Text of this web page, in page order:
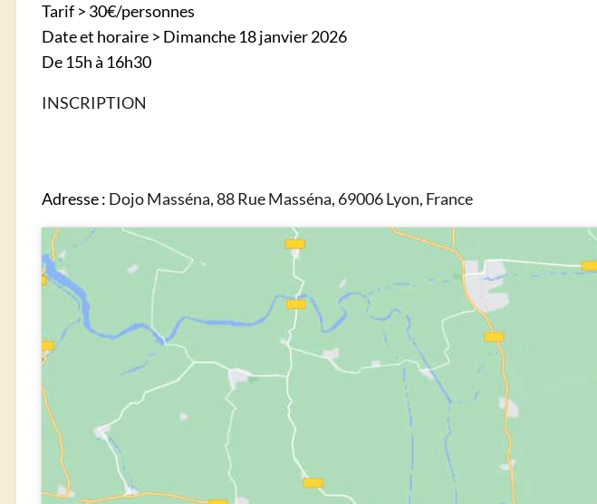
Tarif > 30€/personnes
Date et horaire > Dimanche 18 janvier 2026
De 15h à 16h30
INSCRIPTION
Adresse : Dojo Masséna, 88 Rue Masséna, 69006 Lyon, France